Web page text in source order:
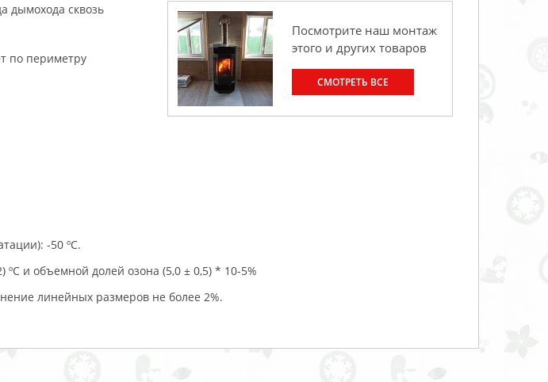
Посмотрите наш монтаж
этого и других товаров
СМОТРЕТЬ ВСЕ
дымохода сквозь
по периметру
-50 ºC.
ºС и объемной долей озона (5,0 ± 0,5) * 10-5%
линейных размеров не более 2%.